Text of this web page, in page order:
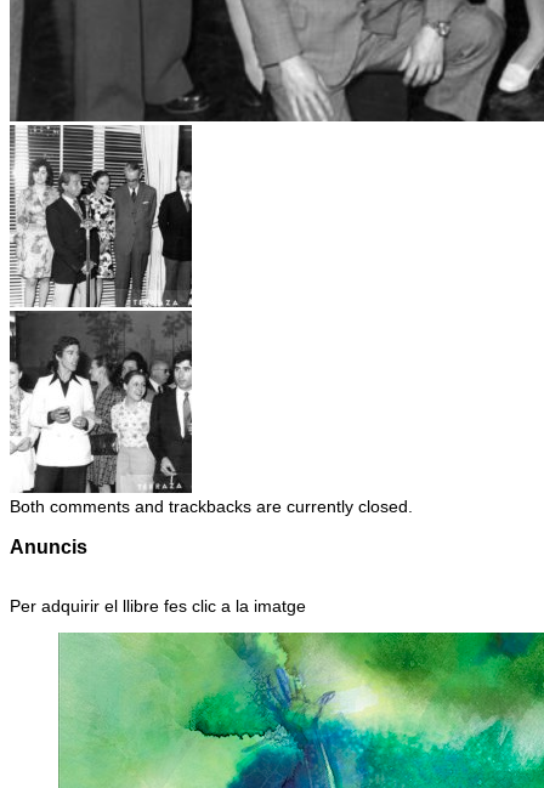
Both comments and trackbacks are currently closed.
Anuncis
Per adquirir el llibre fes clic a la imatge